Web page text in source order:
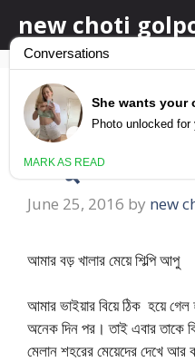
to
content
new choti
আমার বড়
আপু
June 25, 2016 by new
আমার বড় খালার মেয়ে শিল্পি আপু
আমার ভাইয়ার বিয়ে ঠিক হয়ে
অনেক দিন পর। তাই এবার তাকে
মেলান শহরের মেয়েদের দেখে আর